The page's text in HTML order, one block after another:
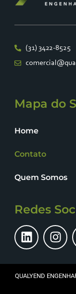
(31) 3422-8525
Mapa do
Home
Contato
Quem Somos
Redes
QUALYEND